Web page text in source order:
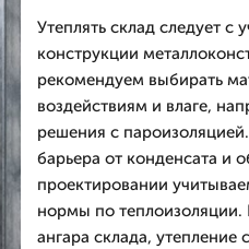
Утеплять склад следует с
конструкции
рекомендуем выбирать
воздействиям и влаге,
решения с
барьера от конденсата и
проектировании
нормы по теплоизоляции.
ангара склада, утепление